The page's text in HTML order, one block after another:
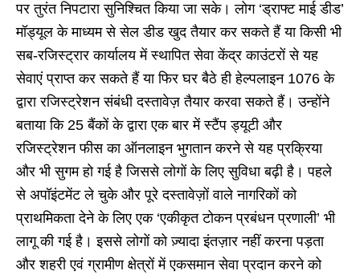
पर तुरंत निपटारा सुनिश्चित किया जा सके। लोग ‘ड्राफ्ट माई डीड’
मॉड्यूल के माध्यम से सेल डीड खुद तैयार कर सकते हैं या किसी भी
सब-रजिस्ट्रार कार्यालय में स्थापित सेवा केंद्र काउंटरों से यह
सेवाएं प्राप्त कर सकते हैं या फिर घर बैठे ही हेल्पलाइन 1076 के
द्वारा रजिस्ट्रेशन संबंधी दस्तावेज़ तैयार करवा सकते हैं। उन्होंने
बताया कि 25 बैंकों के द्वारा एक बार में स्टैंप ड्यूटी और
रजिस्ट्रेशन फीस का ऑनलाइन भुगतान करने से यह प्रक्रिया
और भी सुगम हो गई है जिससे लोगों के लिए सुविधा बढ़ी है। पहले
से अपॉइंटमेंट ले चुके और पूरे दस्तावेज़ों वाले नागरिकों को
प्राथमिकता देने के लिए एक ‘एकीकृत टोकन प्रबंधन प्रणाली’ भी
लागू की गई है। इससे लोगों को ज़्यादा इंतज़ार नहीं करना पड़ता
और शहरी एवं ग्रामीण क्षेत्रों में एकसमान सेवा प्रदान करने को